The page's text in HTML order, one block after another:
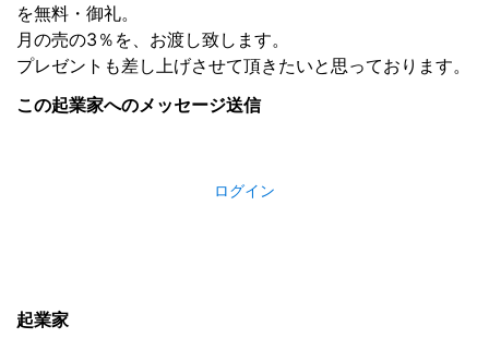
を無料・御礼。
月の売の3％を、お渡し致します。
プレゼントも差し上げさせて頂きたいと思っております。
この起業家へのメッセージ送信
ログイン
起業家